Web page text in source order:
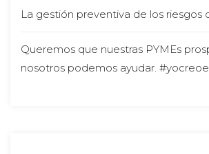
La gestión preventiva de los riesgos
Queremos que nuestras PYMEs
nosotros podemos ayudar.